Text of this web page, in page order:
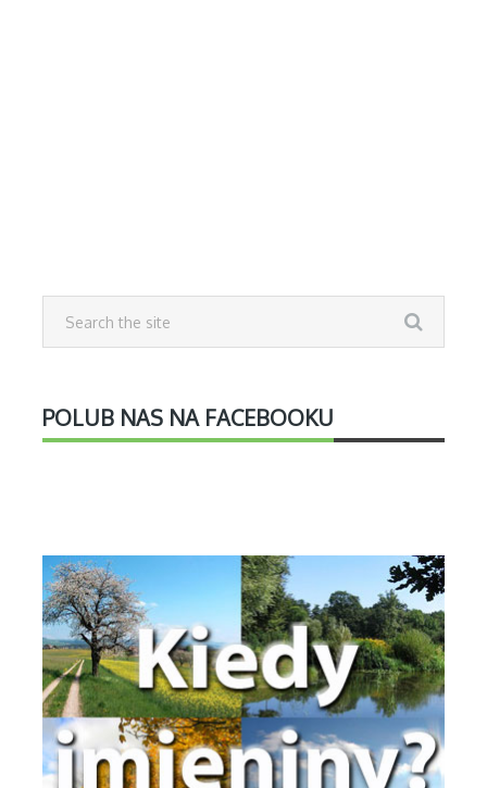
POLUB NAS NA FACEBOOKU